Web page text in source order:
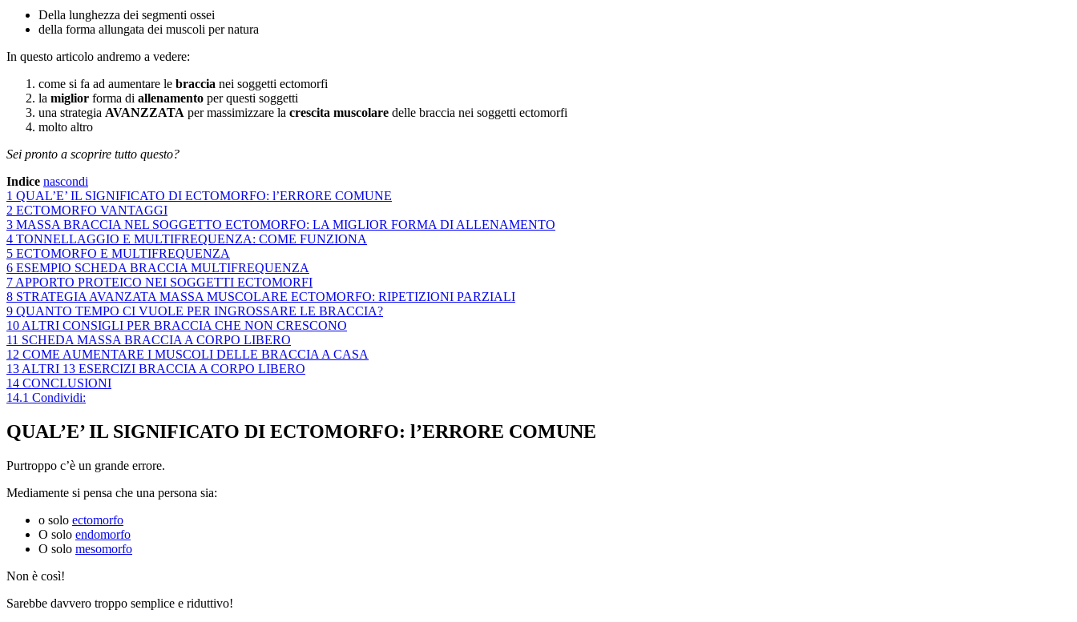
Della lunghezza dei segmenti ossei
della forma allungata dei muscoli per natura
In questo articolo andremo a vedere:
come si fa ad aumentare le braccia nei soggetti ectomorfi
la miglior forma di allenamento per questi soggetti
una strategia AVANZZATA per massimizzare la crescita muscolare delle braccia nei soggetti ectomorfi
molto altro
Sei pronto a scoprire tutto questo?
Indice nascondi
1 QUAL’E’ IL SIGNIFICATO DI ECTOMORFO: l’ERRORE COMUNE
2 ECTOMORFO VANTAGGI
3 MASSA BRACCIA NEL SOGGETTO ECTOMORFO: LA MIGLIOR FORMA DI ALLENAMENTO
4 TONNELLAGGIO E MULTIFREQUENZA: COME FUNZIONA
5 ECTOMORFO E MULTIFREQUENZA
6 ESEMPIO SCHEDA BRACCIA MULTIFREQUENZA
7 APPORTO PROTEICO NEI SOGGETTI ECTOMORFI
8 STRATEGIA AVANZATA MASSA MUSCOLARE ECTOMORFO: RIPETIZIONI PARZIALI
9 QUANTO TEMPO CI VUOLE PER INGROSSARE LE BRACCIA?
10 ALTRI CONSIGLI PER BRACCIA CHE NON CRESCONO
11 SCHEDA MASSA BRACCIA A CORPO LIBERO
12 COME AUMENTARE I MUSCOLI DELLE BRACCIA A CASA
13 ALTRI 13 ESERCIZI BRACCIA A CORPO LIBERO
14 CONCLUSIONI
14.1 Condividi:
QUAL’E’ IL SIGNIFICATO DI ECTOMORFO: l’ERRORE COMUNE
Purtroppo c’è un grande errore.
Mediamente si pensa che una persona sia:
o solo ectomorfo
O solo endomorfo
O solo mesomorfo
Non è così!
Sarebbe davvero troppo semplice e riduttivo!